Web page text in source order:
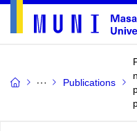
Publications